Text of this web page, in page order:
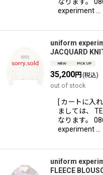
experiment …
uniform
JACQUARD
35,200円 (税込)
out of stock
[ カートに入
ましては、
なります。
experiment …
uniform
FLEECE